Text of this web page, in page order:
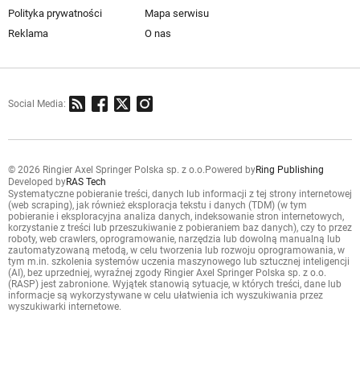
Polityka prywatności
Mapa serwisu
Reklama
O nas
Social Media:
© 2026 Ringier Axel Springer Polska sp. z o.o.Powered byRing Publishing
Developed byRAS Tech
Systematyczne pobieranie treści, danych lub informacji z tej strony internetowej
(web scraping), jak również eksploracja tekstu i danych (TDM) (w tym
pobieranie i eksploracyjna analiza danych, indeksowanie stron internetowych,
korzystanie z treści lub przeszukiwanie z pobieraniem baz danych), czy to przez
roboty, web crawlers, oprogramowanie, narzędzia lub dowolną manualną lub
zautomatyzowaną metodą, w celu tworzenia lub rozwoju oprogramowania, w
tym m.in. szkolenia systemów uczenia maszynowego lub sztucznej inteligencji
(AI), bez uprzedniej, wyraźnej zgody Ringier Axel Springer Polska sp. z o.o.
(RASP) jest zabronione. Wyjątek stanowią sytuacje, w których treści, dane lub
informacje są wykorzystywane w celu ułatwienia ich wyszukiwania przez
wyszukiwarki internetowe.